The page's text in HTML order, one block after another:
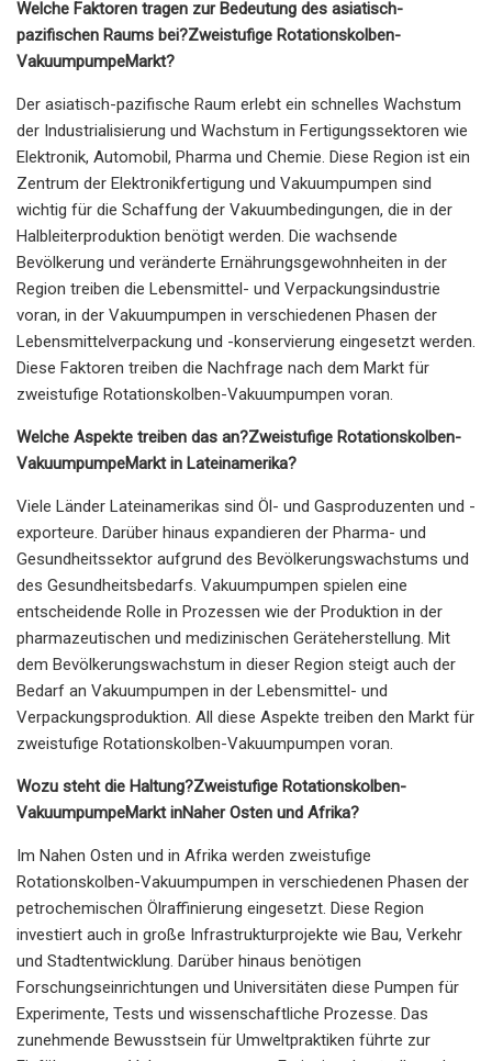
Welche Faktoren tragen zur Bedeutung des asiatisch-
pazifischen Raums bei?Zweistufige Rotationskolben-
VakuumpumpeMarkt?
Der asiatisch-pazifische Raum erlebt ein schnelles Wachstum
der Industrialisierung und Wachstum in Fertigungssektoren wie
Elektronik, Automobil, Pharma und Chemie. Diese Region ist ein
Zentrum der Elektronikfertigung und Vakuumpumpen sind
wichtig für die Schaffung der Vakuumbedingungen, die in der
Halbleiterproduktion benötigt werden. Die wachsende
Bevölkerung und veränderte Ernährungsgewohnheiten in der
Region treiben die Lebensmittel- und Verpackungsindustrie
voran, in der Vakuumpumpen in verschiedenen Phasen der
Lebensmittelverpackung und -konservierung eingesetzt werden.
Diese Faktoren treiben die Nachfrage nach dem Markt für
zweistufige Rotationskolben-Vakuumpumpen voran.
Welche Aspekte treiben das an?Zweistufige Rotationskolben-
VakuumpumpeMarkt in Lateinamerika?
Viele Länder Lateinamerikas sind Öl- und Gasproduzenten und -
exporteure. Darüber hinaus expandieren der Pharma- und
Gesundheitssektor aufgrund des Bevölkerungswachstums und
des Gesundheitsbedarfs. Vakuumpumpen spielen eine
entscheidende Rolle in Prozessen wie der Produktion in der
pharmazeutischen und medizinischen Geräteherstellung. Mit
dem Bevölkerungswachstum in dieser Region steigt auch der
Bedarf an Vakuumpumpen in der Lebensmittel- und
Verpackungsproduktion. All diese Aspekte treiben den Markt für
zweistufige Rotationskolben-Vakuumpumpen voran.
Wozu steht die Haltung?Zweistufige Rotationskolben-
VakuumpumpeMarkt inNaher Osten und Afrika?
Im Nahen Osten und in Afrika werden zweistufige
Rotationskolben-Vakuumpumpen in verschiedenen Phasen der
petrochemischen Ölraffinierung eingesetzt. Diese Region
investiert auch in große Infrastrukturprojekte wie Bau, Verkehr
und Stadtentwicklung. Darüber hinaus benötigen
Forschungseinrichtungen und Universitäten diese Pumpen für
Experimente, Tests und wissenschaftliche Prozesse. Das
zunehmende Bewusstsein für Umweltpraktiken führte zur